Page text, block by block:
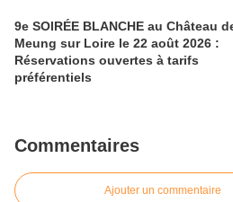
9e SOIRÉE BLANCHE au Château
Meung sur Loire le 22 août 2026 :
Réservations ouvertes à tarifs
préférentiels
Commentaires
Ajouter un commentaire